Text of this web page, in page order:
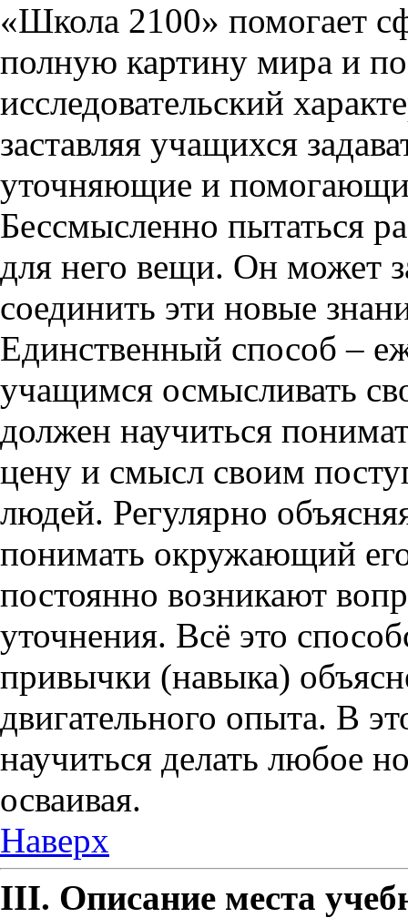
«Школа 2100» помогает
полную картину мира и
исследовательский
заставляя учащихся
уточняющие и
Бессмысленно пытаться
для него вещи. Он может
соединить эти новые
Единственный способ –
учащимся осмысливать
должен научиться
цену и смысл своим
людей. Регулярно
понимать окружающий
постоянно возникают
уточнения. Всё это
привычки (навыка)
двигательного опыта. В
научиться делать любое
осваивая.
Наверх
III. Описание места